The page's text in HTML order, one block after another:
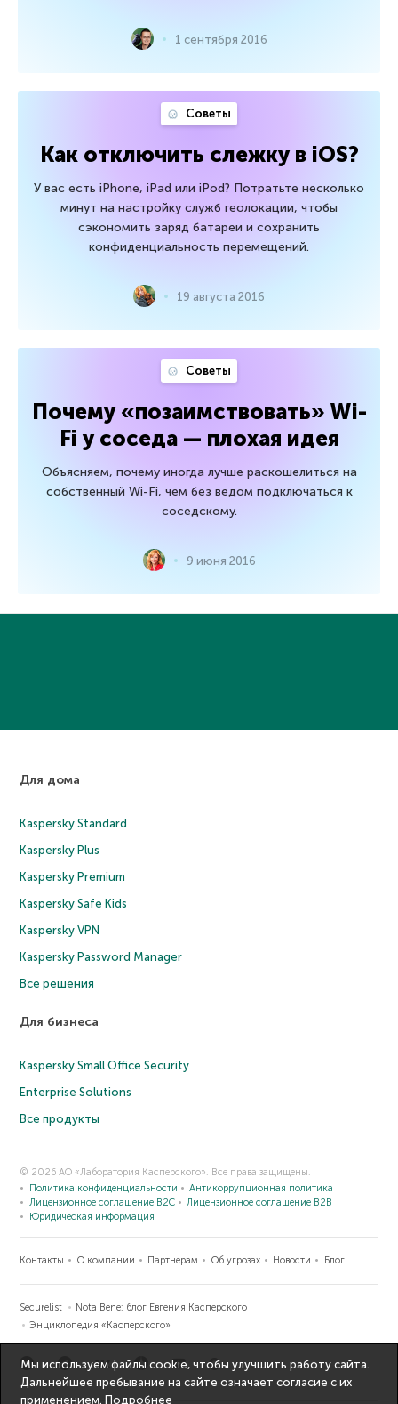
1 сентября 2016
Советы
Как отключить слежку в iOS?
У вас есть iPhone, iPad или iPod? Потратьте несколько
минут на настройку служб геолокации, чтобы
сэкономить заряд батареи и сохранить
конфиденциальность перемещений.
19 августа 2016
Советы
Почему «позаимствовать» Wi-
Fi у соседа — плохая идея
Объясняем, почему иногда лучше раскошелиться на
собственный Wi-Fi, чем без ведом подключаться к
соседскому.
9 июня 2016
Для дома
Kaspersky Standard
Kaspersky Plus
Kaspersky Premium
Kaspersky Safe Kids
Kaspersky VPN
Kaspersky Password Manager
Все решения
Для бизнеса
Kaspersky Small Office Security
Enterprise Solutions
Все продукты
© 2026 АО «Лаборатория Касперского». Все права защищены.
Политика конфиденциальности
Антикоррупционная политика
Лицензионное соглашение B2C
Лицензионное соглашение B2B
Юридическая информация
Контакты О компании Партнерам Об угрозах Новости Блог
Securelist
Nota Bene: блог Евгения Касперского
Энциклопедия «Касперского»
Мы используем файлы cookie, чтобы улучшить работу сайта.
Дальнейшее пребывание на сайте означает согласие с их
применением. Подробнее